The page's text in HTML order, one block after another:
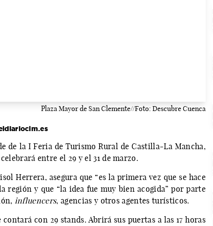
Plaza Mayor de San Clemente//Foto: Descubre Cuenca
de la I Feria de Turismo Rural de Castilla-La Mancha,
entre el 29 y el 31 de marzo.
Herrera, asegura que “es la primera vez que se hace
región y que “la idea fue muy bien acogida” por parte
influencers, agencias y otros agentes turísticos.
con 29 stands. Abrirá sus puertas a las 17 horas